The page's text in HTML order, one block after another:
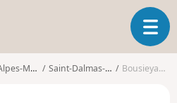
O
u
r
Maritimes Saint-Dalmas-le-Selvage Bousieyas - Auron